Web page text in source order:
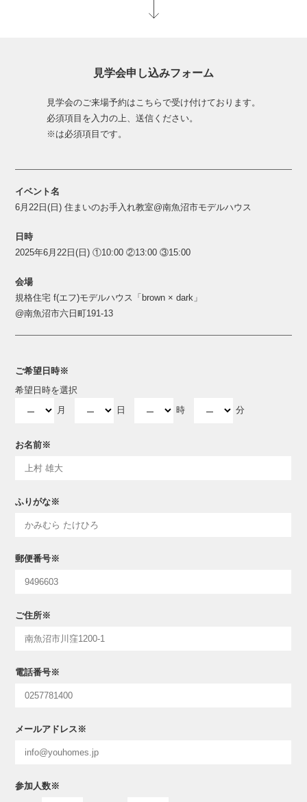
見学会申し込みフォーム
見学会のご来場予約はこちらで受け付けております。
必須項目を入力の上、送信ください。
※は必須項目です。
イベント名
6月22日(日) 住まいのお手入れ教室@南魚沼市モデルハウス
日時
2025年6月22日(日) ①10:00 ②13:00 ③15:00
会場
規格住宅 f(エフ)モデルハウス「brown × dark」
@南魚沼市六日町191-13
ご希望日時※
希望日時を選択
月
日 時 分
お名前※
ふりがな※
郵便番号※
ご住所※
電話番号※
メールアドレス ※
参加人数※